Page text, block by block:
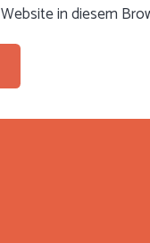
in diesem